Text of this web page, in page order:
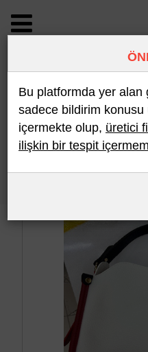
BİLDİRİM
Son 10 Bildirim
Bu platformda yer alan
sadece bildirim
içermekte olup, üretici
ilişkin bir tespit